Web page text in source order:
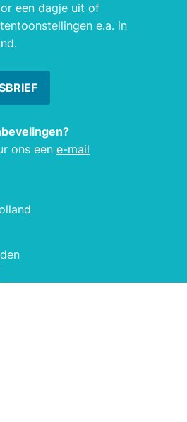
een dagje uit of
e.a. in
ons een e-mail